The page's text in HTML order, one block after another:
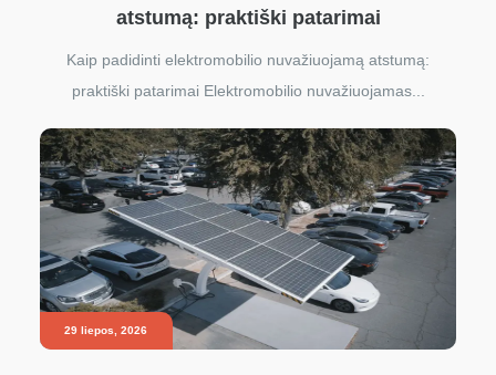
atstumą: praktiški patarimai
Kaip padidinti elektromobilio nuvažiuojamą atstumą:
praktiški patarimai Elektromobilio nuvažiuojamas...
29 liepos, 2026